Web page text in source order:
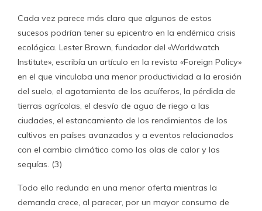
Cada vez parece más claro que algunos de estos
sucesos podrían tener su epicentro en la endémica crisis
ecológica. Lester Brown, fundador del «Worldwatch
Institute», escribía un artículo en la revista «Foreign Policy»
en el que vinculaba una menor productividad a la erosión
del suelo, el agotamiento de los acuíferos, la pérdida de
tierras agrícolas, el desvío de agua de riego a las
ciudades, el estancamiento de los rendimientos de los
cultivos en países avanzados y a eventos relacionados
con el cambio climático como las olas de calor y las
sequías. (3)
Todo ello redunda en una menor oferta mientras la
demanda crece, al parecer, por un mayor consumo de